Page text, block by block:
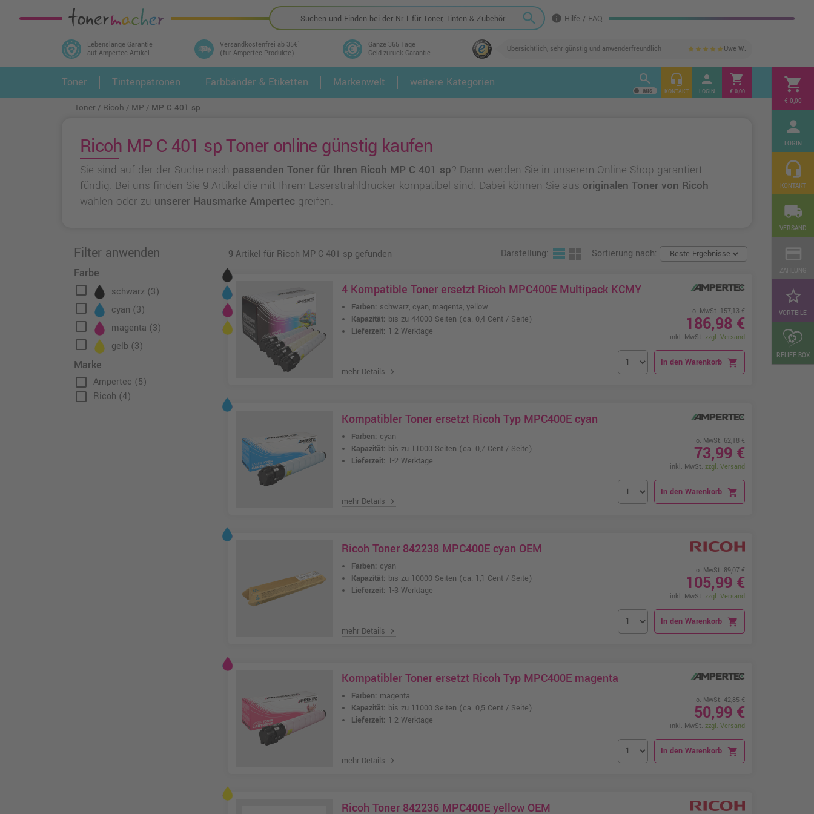
search info Hilfe / FAQ
Lebenslange Garantie
auf Ampertec Artikel
Versandkostenfrei ab 35€¹
(für Ampertec Produkte)
Ganze 365 Tage
Geld-zurück-Garantie
Übersichtlich, sehr günstig und anwenderfreundlich star star star star star Uwe W.
shopping_cart
€ 0,00
person
LOGIN
headset_mic
KONTAKT
local_shipping
VERSAND
star_border
VORTEILE
RELIFE BOX
In 3 einfachen Schritten ihr Druckermodell
und alle dazu passenden Artikel finden ➤ 1. 2.
Toner Tintenpatronen Farbbänder & Etiketten Markenwelt weitere Kategorien search headset_mic
KONTAKT
person
LOGIN
shopping_cart
€ 0,00
Toner Ricoh MP MP C 401 sp
Ricoh MP C 401 sp Toner online günstig kaufen
Sie sind auf der der Suche nach passenden Toner für Ihren Ricoh MP C 401 sp? Dann werden Sie in unserem Online-Shop garantiert
fündig. Bei uns finden Sie 9 Artikel die mit Ihrem Laserstrahldrucker kompatibel sind. Dabei können Sie aus originalen Toner von Ricoh
wählen oder zu unserer Hausmarke Ampertec greifen.
Filter anwenden
Farbe
check_box_outline_blank schwarz (3)
check_box_outline_blank cyan (3)
check_box_outline_blank magenta (3)
check_box_outline_blank gelb (3)
Marke
check_box_outline_blank Ampertec (5)
check_box_outline_blank Ricoh (4)
9Artikel für Ricoh MP C 401 sp gefunden Darstellung: Sortierung nach:
4 Kompatible Toner ersetzt Ricoh MPC400E Multipack KCMY
Farben: schwarz, cyan, magenta, yellow
Kapazität: bis zu 44000 Seiten (ca. 0,4 Cent / Seite)
Lieferzeit: 1-2 Werktage
mehr Details chevron_right
o. MwSt. 157,13 €
186,98 €
inkl. MwSt. zzgl. Versand
In den Warenkorb shopping_cart
Kompatibler Toner ersetzt Ricoh Typ MPC400E cyan
Farben: cyan
Kapazität: bis zu 11000 Seiten (ca. 0,7 Cent / Seite)
Lieferzeit: 1-2 Werktage
mehr Details chevron_right
o. MwSt. 62,18 €
73,99 €
inkl. MwSt. zzgl. Versand
In den Warenkorb shopping_cart
Ricoh Toner 842238 MPC400E cyan OEM
Farben: cyan
Kapazität: bis zu 10000 Seiten (ca. 1,1 Cent / Seite)
Lieferzeit: 1-3 Werktage
mehr Details chevron_right
o. MwSt. 89,07 €
105,99 €
inkl. MwSt. zzgl. Versand
In den Warenkorb shopping_cart
Kompatibler Toner ersetzt Ricoh Typ MPC400E magenta
Farben: magenta
Kapazität: bis zu 11000 Seiten (ca. 0,5 Cent / Seite)
Lieferzeit: 1-2 Werktage
mehr Details chevron_right
o. MwSt. 42,85 €
50,99 €
inkl. MwSt. zzgl. Versand
In den Warenkorb shopping_cart
Ricoh Toner 842236 MPC400E yellow OEM